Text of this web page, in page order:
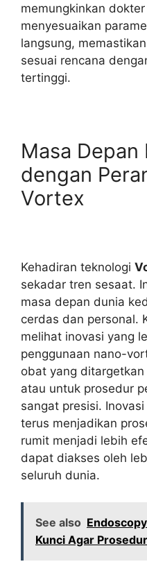
memungkinkan
menyesuaikan
langsung,
sesuai rencana
tertinggi.
Masa Depan
dengan
Vortex
Kehadiran teknologi
sekadar tren sesaat.
masa depan dunia
cerdas dan personal.
melihat inovasi yang
penggunaan nano-
obat yang
atau untuk prosedur
sangat presisi.
terus menjadikan
rumit menjadi lebih
dapat diakses oleh
seluruh dunia.
See also
Kunci Agar